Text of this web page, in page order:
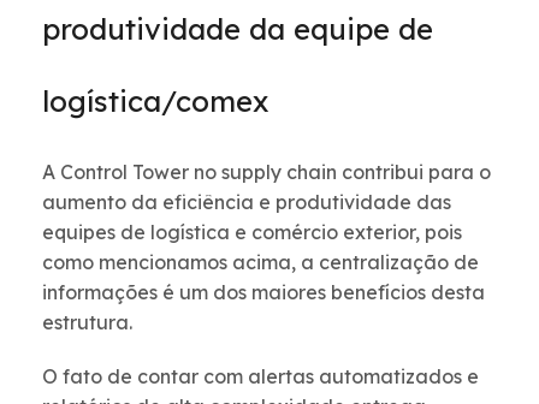
produtividade da equipe de
logística/comex
A Control Tower no supply chain contribui para o
aumento da eficiência e produtividade das
equipes de logística e comércio exterior, pois
como mencionamos acima, a centralização de
informações é um dos maiores benefícios desta
estrutura.
O fato de contar com alertas automatizados e